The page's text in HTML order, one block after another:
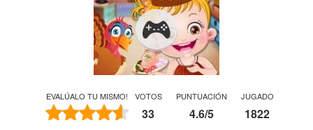
Acción
Chicas
Fútbol
EVALÚALO TU MISMO! VOTOS
33
PUNTUACIÓN
4.6/5
JUGADO
1822